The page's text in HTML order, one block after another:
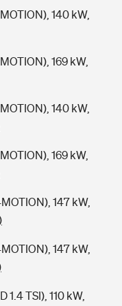
140 kW,
169 kW,
140 kW,
169 kW,
147 kW,
147 kW,
1.4 TSI), 110 kW,